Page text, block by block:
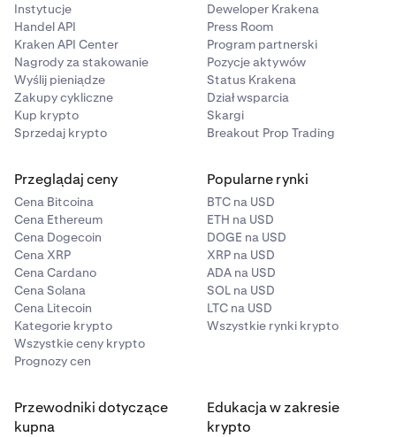
Instytucje
Handel API
Kraken API Center
Nagrody za stakowanie
Wyślij pieniądze
Zakupy cykliczne
Kup krypto
Sprzedaj krypto
Deweloper Krakena
Press Room
Program partnerski
Pozycje aktywów
Status Krakena
Dział wsparcia
Skargi
Breakout Prop Trading
Przeglądaj ceny
Cena Bitcoina
Cena Ethereum
Cena Dogecoin
Cena XRP
Cena Cardano
Cena Solana
Cena Litecoin
Kategorie krypto
Wszystkie ceny krypto
Prognozy cen
Popularne rynki
BTC na USD
ETH na USD
DOGE na USD
XRP na USD
ADA na USD
SOL na USD
LTC na USD
Wszystkie rynki krypto
Przewodniki dotyczące
kupna
Edukacja w zakresie
krypto